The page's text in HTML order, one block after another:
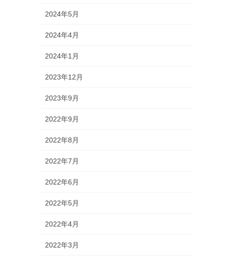
2024年5月
2024年4月
2024年1月
2023年12月
2023年9月
2022年9月
2022年8月
2022年7月
2022年6月
2022年5月
2022年4月
2022年3月